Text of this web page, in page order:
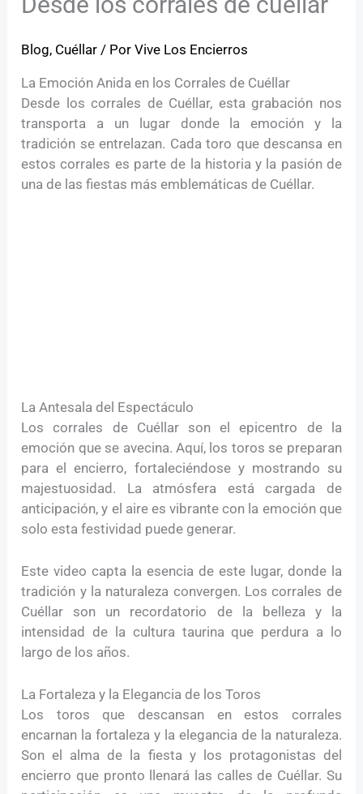
Blog, Cuéllar / PorVive Los Encierros
La Emoción Anida en los Corrales de Cuéllar
Desde los corrales de Cuéllar, esta grabación nos
transporta a un lugar donde la emoción y la
tradición se entrelazan. Cada toro que descansa en
estos corrales es parte de la historia y la pasión de
una de las fiestas más emblemáticas de Cuéllar.
La Antesala del Espectáculo
Los corrales de Cuéllar son el epicentro de la
emoción que se avecina. Aquí, los toros se preparan
para el encierro, fortaleciéndose y mostrando su
majestuosidad. La atmósfera está cargada de
anticipación, y el aire es vibrante con la emoción que
solo esta festividad puede generar.
Este video capta la esencia de este lugar, donde la
tradición y la naturaleza convergen. Los corrales de
Cuéllar son un recordatorio de la belleza y la
intensidad de la cultura taurina que perdura a lo
largo de los años.
La Fortaleza y la Elegancia de los Toros
Los toros que descansan en estos corrales
encarnan la fortaleza y la elegancia de la naturaleza.
Son el alma de la fiesta y los protagonistas del
encierro que pronto llenará las calles de Cuéllar. Su